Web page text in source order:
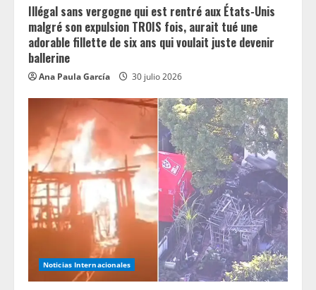
Illégal sans vergogne qui est rentré aux États-Unis
malgré son expulsion TROIS fois, aurait tué une
adorable fillette de six ans qui voulait juste devenir
ballerine
Ana Paula García 30 julio 2026
Noticias Internacionales